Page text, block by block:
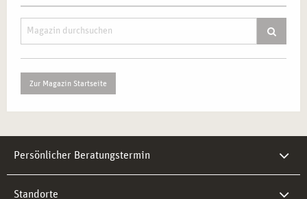
Zur Magazin Startseite
Persönlicher Beratungstermin
Standorte